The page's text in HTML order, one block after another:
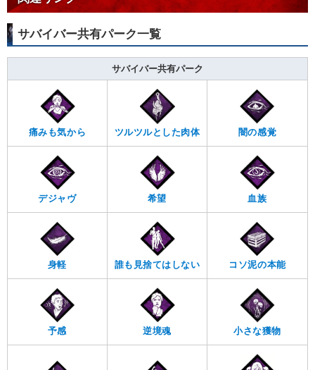
サバイバー共有パーク一覧
サバイバー共有パーク
痛みも気から ツルツルとした肉体 闇の感覚
デジャヴ 希望 血族
身軽 誰も見捨てはしない コソ泥の本能
予感 逆境魂 小さな獲物